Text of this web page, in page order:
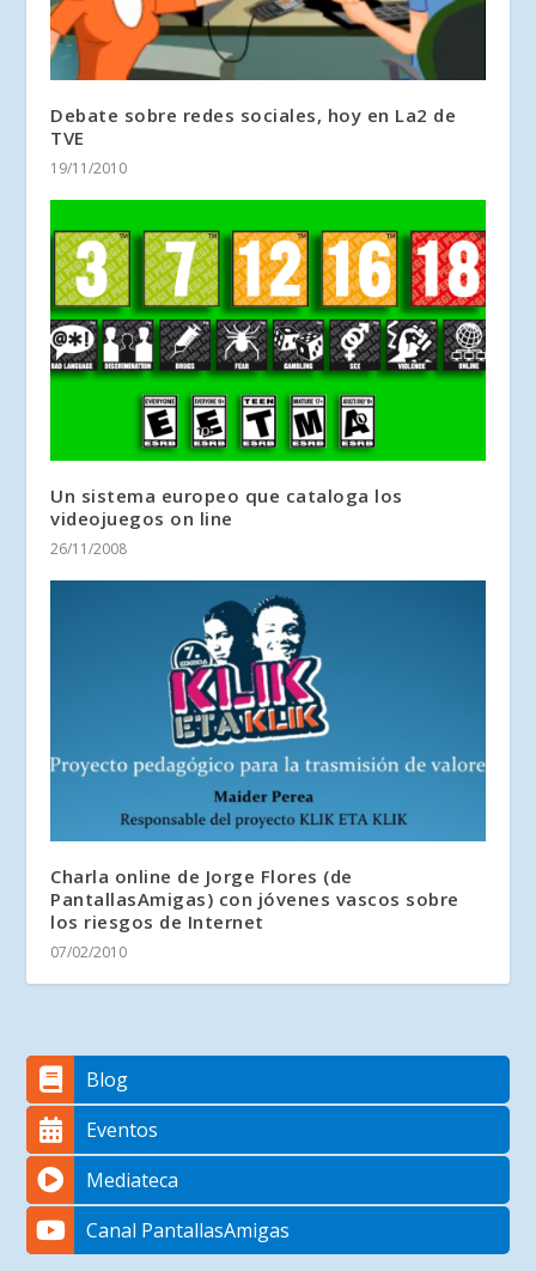
Debate sobre redes sociales, hoy en La2 de
TVE
19/11/2010
Un sistema europeo que cataloga los
videojuegos on line
26/11/2008
Charla online de Jorge Flores (de
PantallasAmigas) con jóvenes vascos sobre
los riesgos de Internet
07/02/2010
Blog
Eventos
Mediateca
Canal PantallasAmigas